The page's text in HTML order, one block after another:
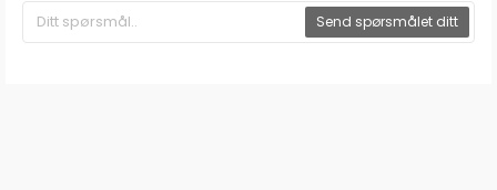
Send spørsmålet ditt